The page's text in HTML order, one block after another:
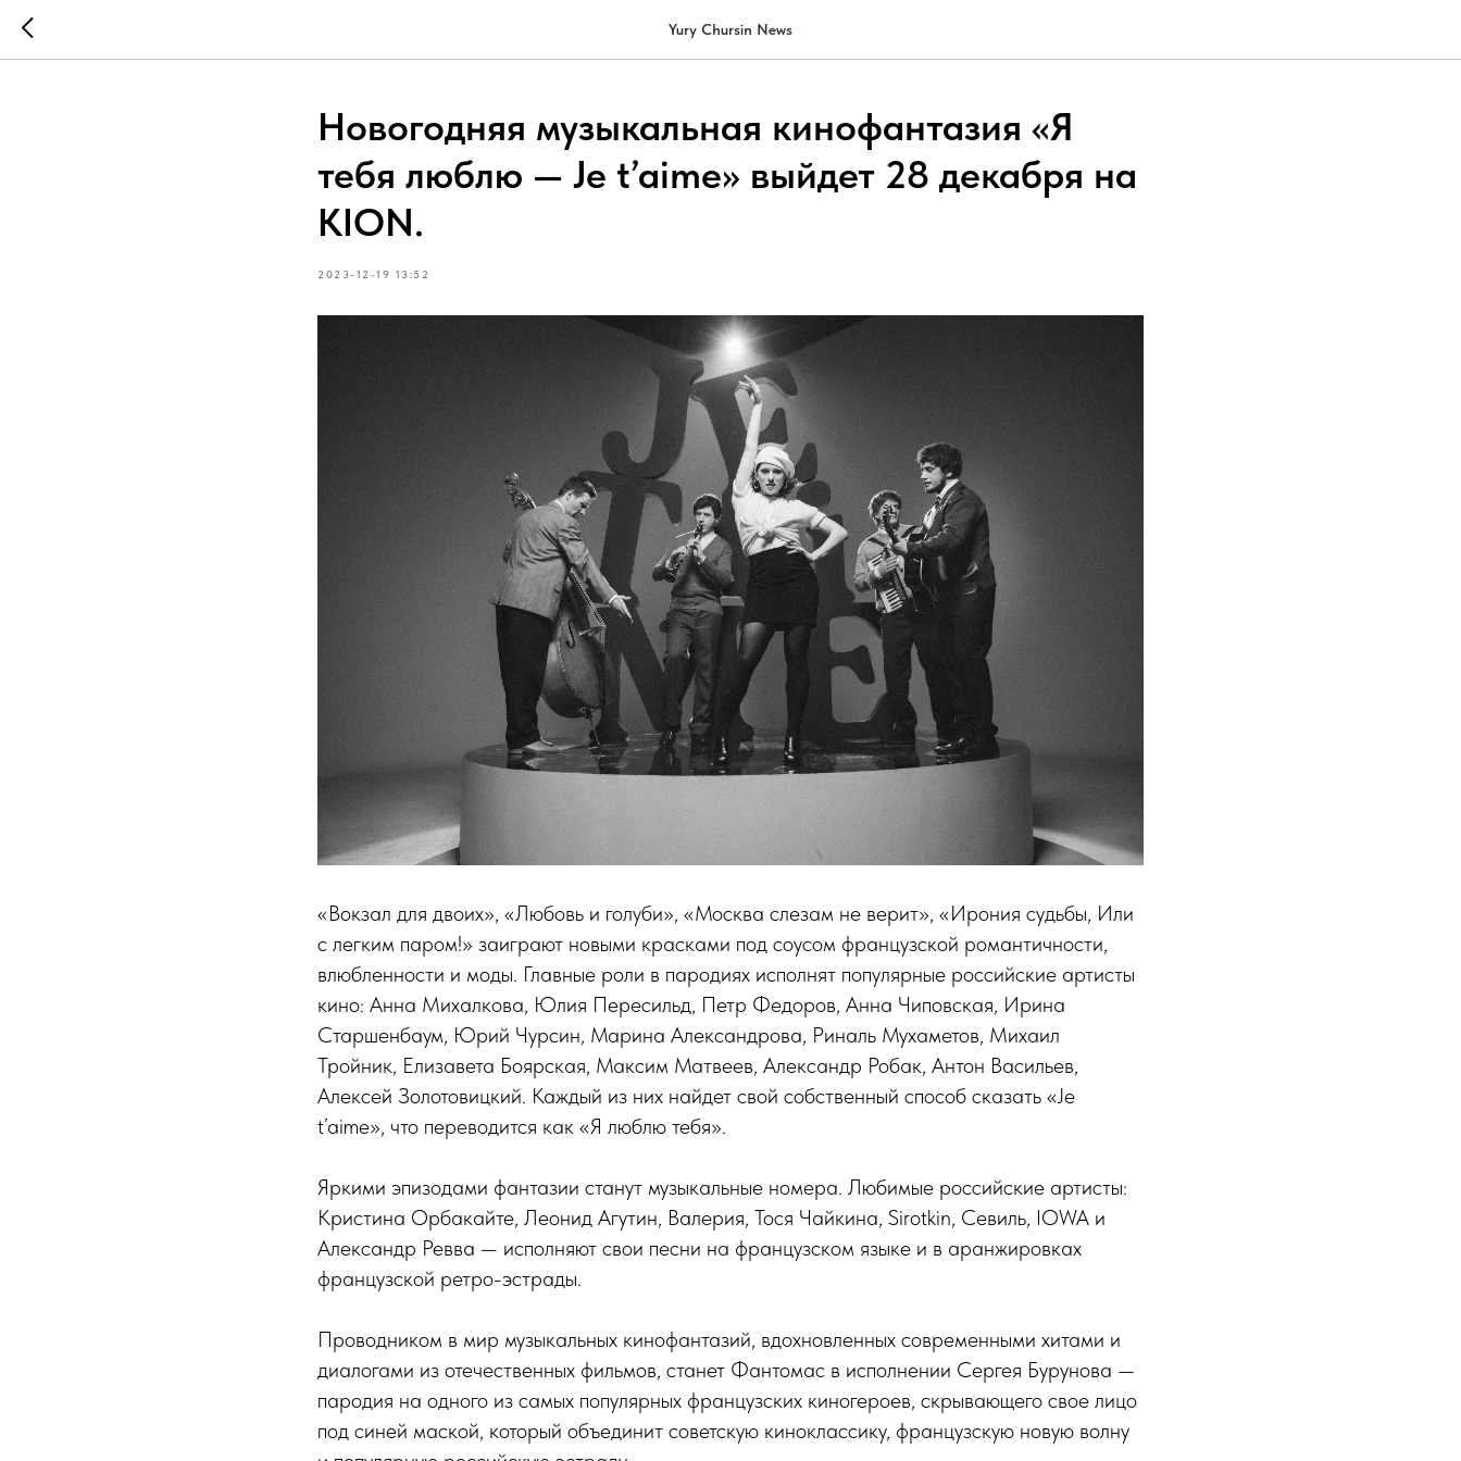
Yury Chursin News
Новогодняя музыкальная кинофантазия «Я
тебя люблю — Je t’aime» выйдет 28 декабря на
KION.
2023-12-19 13:52
«Вокзал для двоих», «Любовь и голуби», «Москва слезам не верит», «Ирония судьбы, Или
с легким паром!» заиграют новыми красками под соусом французской романтичности,
влюбленности и моды. Главные роли в пародиях исполнят популярные российские артисты
кино: Анна Михалкова, Юлия Пересильд, Петр Федоров, Анна Чиповская, Ирина
Старшенбаум, Юрий Чурсин, Марина Александрова, Риналь Мухаметов, Михаил
Тройник, Елизавета Боярская, Максим Матвеев, Александр Робак, Антон Васильев,
Алексей Золотовицкий. Каждый из них найдет свой собственный способ сказать «Je
t’aime», что переводится как «Я люблю тебя».
Яркими эпизодами фантазии станут музыкальные номера. Любимые российские артисты:
Кристина Орбакайте, Леонид Агутин, Валерия, Тося Чайкина, Sirotkin, Севиль, IOWA и
Александр Ревва — исполняют свои песни на французском языке и в аранжировках
французской ретро-эстрады.
Проводником в мир музыкальных кинофантазий, вдохновленных современными хитами и
диалогами из отечественных фильмов, станет Фантомас в исполнении Сергея Бурунова —
пародия на одного из самых популярных французских киногероев, скрывающего свое лицо
под синей маской, который объединит советскую киноклассику, французскую новую волну